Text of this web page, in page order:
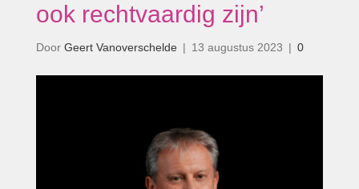
ook rechtvaardig zijn’
Door Geert Vanoverschelde | 13 augustus 2023 | 0